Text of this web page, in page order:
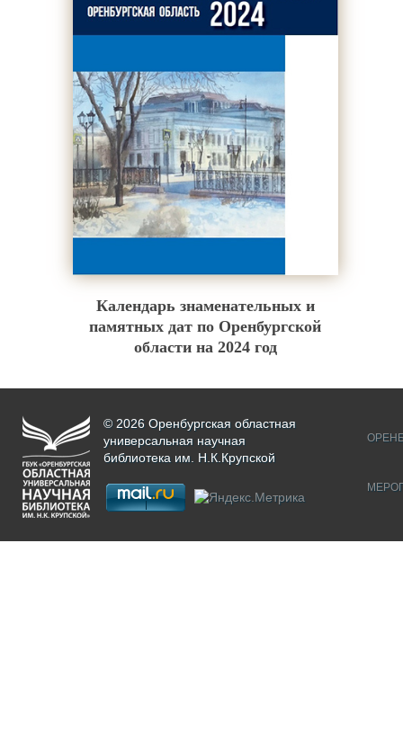
Календарь знаменательных и
памятных дат по Оренбургской
области на 2024 год
© 2026 Оренбургская областная
универсальная научная
библиотека им. Н.К.Крупской